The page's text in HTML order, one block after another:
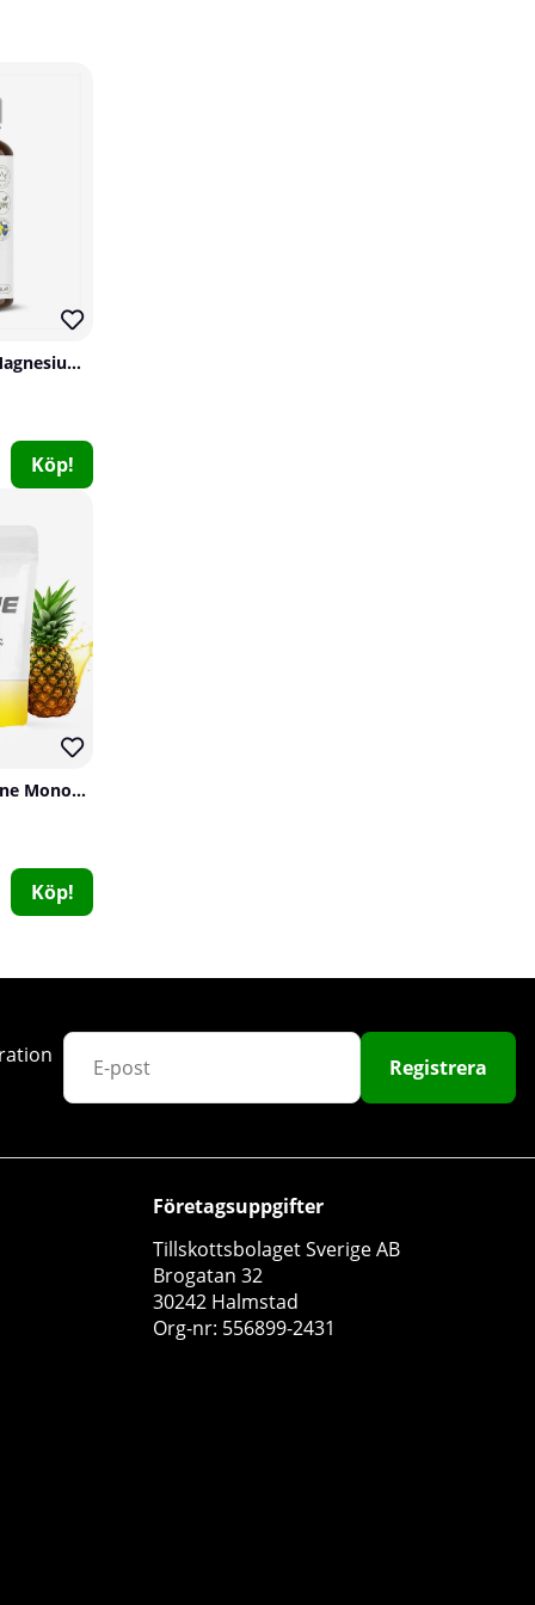
Holistic D3-vitamin 2000 IE, 90 caps
Holistic
0
Elit Nutrition Trippel Magnesium, 60 caps
Köp!
SOLID Nutrition Creatine Monohydrate, 400 g
Köp!
Registrera
Företagsuppgifter
Tillskottsbolaget Sverige AB
Brogatan 32
30242 Halmstad
Org-nr: 556899-2431